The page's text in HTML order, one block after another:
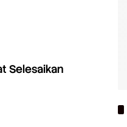
Selesaikan